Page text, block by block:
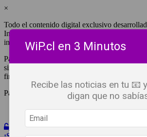
×
Todo el contenido digital exclusivo
Independent Press Chile, cuenta con derechos
intelectual.
Para tener acceso a una copia y/o impresión
sin fines de lucro, debes ser
fines comerciales debes contactar al e-mail
Pagas una sola vez al año y disfrutas por 12
Iniciar Sesión
WiP.cl en 3 Minutos
Recibe las noticias en tu 📧
digan que no